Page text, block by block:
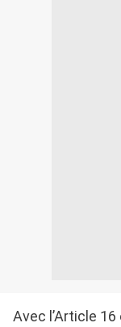
Avec l’Article